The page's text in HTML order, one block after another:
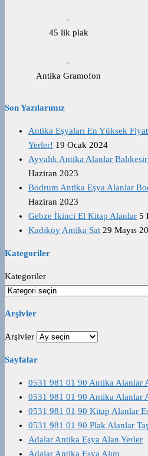
45 lik plak
Antika Gramofon
Son Yazılarımız
Antika Eşyaları En Yüksek
Yerler! 19 Ocak 2024
Ayvalık Antika Alanlar Balıkesir
Haziran 2023
Bodrum Antika Eşya Alanlar
Haziran 2023
Gebze İkinci El Kitap Alanlar 5
Kadıköy Antika Sat 29 Mayıs
Kategoriler
Kategoriler
Arşivler
Arşivler
Sayfalar
0531 981 01 90 Antika Alanlar
0531 981 01 90 Antika Alanlar
0531 981 01 90 Kitap Alanlar
0531 981 01 90 Plak Alanlar
Adalar Antika Eşya Alan Yerler
Adalar Antika Eşya Alım